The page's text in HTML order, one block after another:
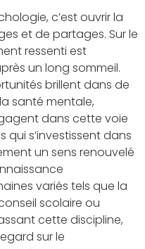
c’est ouvrir la
et de partages. Sur le
ressenti est
un long sommeil.
brillent dans de
santé mentale,
dans cette voie
qui s’investissent dans
un sens renouvelé
variés tels que la
scolaire ou
cette discipline,
sur le